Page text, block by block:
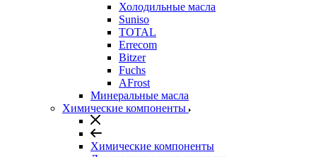
Холодильные масла
Suniso
TOTAL
Errecom
Bitzer
Fuchs
AFrost
Минеральные масла
Химические компоненты
Химические компоненты